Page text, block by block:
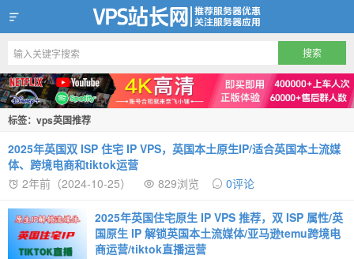
VPS站长网
标签：vps英国推荐
2025年英国双 ISP 住宅 IP VPS，英国本土原生IP/适合英国本土流媒
体、跨境电商和tiktok运营
2年前（2024-10-25）
829浏览 0评论
2025年英国住宅原生 IP VPS 推荐，双 ISP 属性/英
国原生 IP 解锁英国本土流媒体/亚马逊temu跨境电
商运营/tiktok直播运营